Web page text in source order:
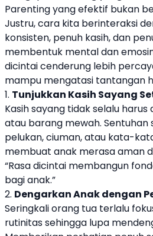
Parenting yang efektif bukan
Justru, cara kita berinteraksi
konsisten, penuh kasih, dan
membentuk mental dan
dicintai cenderung lebih
mampu mengatasi tantangan
1. Tunjukkan Kasih Sayang
Kasih sayang tidak selalu
atau barang mewah.
pelukan, ciuman, atau kata-
membuat anak merasa aman
“Rasa dicintai membangun
bagi anak.”
2. Dengarkan Anak dengan
Seringkali orang tua terlalu
rutinitas sehingga lupa